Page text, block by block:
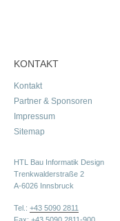
KONTAKT
Kontakt
Partner & Sponsoren
Impressum
Sitemap
HTL Bau Informatik Design
Trenkwalderstraße 2
A-6026 Innsbruck
Tel.: +43 5090 2811